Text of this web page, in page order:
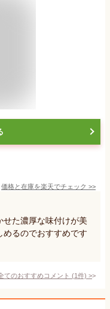
価格と在庫を楽天でチェック >>
た濃厚な味付けが美
るのでおすすめです
てのおすすめコメント (1件) >